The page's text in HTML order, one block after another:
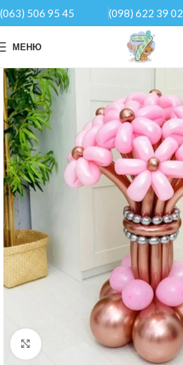
(063) 506 95 45 (098) 622 39 02
МЕНЮ
Нажмите, чтобы увеличить